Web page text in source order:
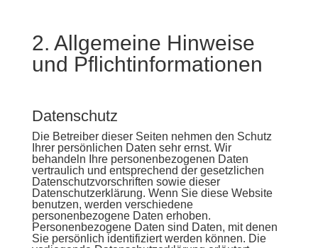
2. Allgemeine Hinweise
und Pflichtinformationen
Datenschutz
Die Betreiber dieser Seiten nehmen den Schutz
Ihrer persönlichen Daten sehr ernst. Wir
behandeln Ihre personenbezogenen Daten
vertraulich und entsprechend der gesetzlichen
Datenschutzvorschriften sowie dieser
Datenschutzerklärung. Wenn Sie diese Website
benutzen, werden verschiedene
personenbezogene Daten erhoben.
Personenbezogene Daten sind Daten, mit denen
Sie persönlich identifiziert werden können. Die